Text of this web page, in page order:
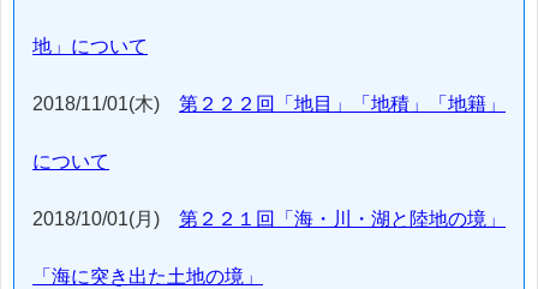
地」について
2018/11/01(木) 第２２２回「地目」「地積」「地籍」
について
2018/10/01(月) 第２２１回「海・川・湖と陸地の境」
「海に突き出た土地の境」